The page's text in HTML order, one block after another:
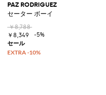
PAZ RODRIGUEZ
セーター ボーイ
￥8,788
￥8,349
-5%